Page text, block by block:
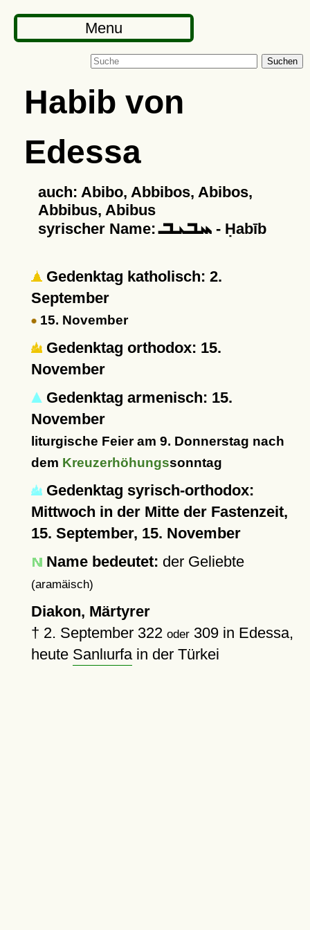
Menu
Suchen
Habib von
Edessa
auch: Abibo, Abbibos, Abibos,
Abbibus, Abibus
syrischer Name:ܚܒܝܒ- Ḥabīb
Gedenktag katholisch: 2.
September
15. November
Gedenktag orthodox: 15.
November
Gedenktag armenisch: 15.
November
liturgische Feier am 9. Donnerstag nach
dem Kreuzerhöhungssonntag
Gedenktag syrisch-orthodox:
Mittwoch in der Mitte der Fastenzeit,
15. September, 15. November
Name bedeutet: der Geliebte
(aramäisch)
Diakon, Märtyrer
† 2. September 322 oder 309in Edessa,
heute Sanlιurfain der Türkei